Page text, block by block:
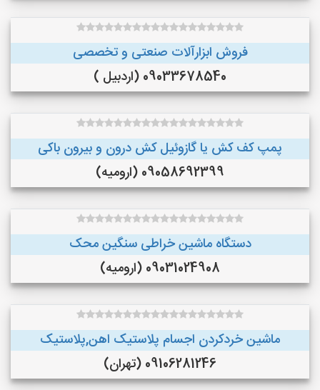
فروش ابزارآلات صنعتی و تخصصی
09033678540 (اردبیل )
پمپ کف کش یا گازوئیل کش درون و بیرون باکی
09058692399 (ارومیه)
دستگاه ماشین خراطی سنگین محک
09031024908 (ارومیه)
ماشین خردکردن اجسام پلاستیک اهن,پلاستیک
09106281246 (تهران)